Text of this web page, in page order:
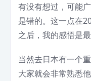
有没有想过，可能
是错的。这一点在
之后，我的感悟是最
当然去日本有一个
大家就会非常熟悉